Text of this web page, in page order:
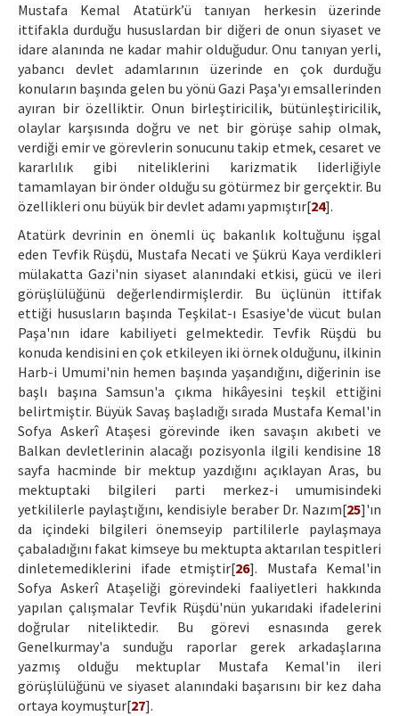
Mustafa Kemal Atatürk’ü tanıyan herkesin üzerinde
ittifakla durduğu hususlardan bir diğeri de onun siyaset ve
idare alanında ne kadar mahir olduğudur. Onu tanıyan yerli,
yabancı devlet adamlarının üzerinde en çok durduğu
konuların başında gelen bu yönü Gazi Paşa'yı emsallerinden
ayıran bir özelliktir. Onun birleştiricilik, bütünleştiricilik,
olaylar karşısında doğru ve net bir görüşe sahip olmak,
verdiği emir ve görevlerin sonucunu takip etmek, cesaret ve
kararlılık gibi niteliklerini karizmatik liderliğiyle
tamamlayan bir önder olduğu su götürmez bir gerçektir. Bu
özellikleri onu büyük bir devlet adamı yapmıştır[24].
Atatürk devrinin en önemli üç bakanlık koltuğunu işgal
eden Tevfik Rüşdü, Mustafa Necati ve Şükrü Kaya verdikleri
mülakatta Gazi'nin siyaset alanındaki etkisi, gücü ve ileri
görüşlülüğünü değerlendirmişlerdir. Bu üçlünün ittifak
ettiği hususların başında Teşkilat-ı Esasiye'de vücut bulan
Paşa'nın idare kabiliyeti gelmektedir. Tevfik Rüşdü bu
konuda kendisini en çok etkileyen iki örnek olduğunu, ilkinin
Harb-i Umumi'nin hemen başında yaşandığını, diğerinin ise
başlı başına Samsun'a çıkma hikâyesini teşkil ettiğini
belirtmiştir. Büyük Savaş başladığı sırada Mustafa Kemal'in
Sofya Askerî Ataşesi görevinde iken savaşın akıbeti ve
Balkan devletlerinin alacağı pozisyonla ilgili kendisine 18
sayfa hacminde bir mektup yazdığını açıklayan Aras, bu
mektuptaki bilgileri parti merkez-i umumisindeki
yetkililerle paylaştığını, kendisiyle beraber Dr. Nazım[25]'ın
da içindeki bilgileri önemseyip partililerle paylaşmaya
çabaladığını fakat kimseye bu mektupta aktarılan tespitleri
dinletemediklerini ifade etmiştir[26]. Mustafa Kemal'in
Sofya Askerî Ataşeliği görevindeki faaliyetleri hakkında
yapılan çalışmalar Tevfik Rüşdü'nün yukarıdaki ifadelerini
doğrular niteliktedir. Bu görevi esnasında gerek
Genelkurmay'a sunduğu raporlar gerek arkadaşlarına
yazmış olduğu mektuplar Mustafa Kemal'in ileri
görüşlülüğünü ve siyaset alanındaki başarısını bir kez daha
ortaya koymuştur[27].